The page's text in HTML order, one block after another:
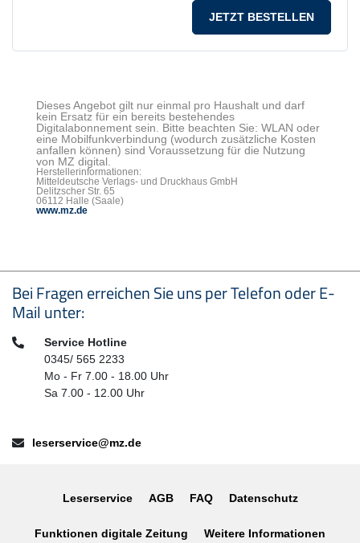
JETZT BESTELLEN
Dieses Angebot gilt nur einmal pro Haushalt und darf
kein Ersatz für ein bereits bestehendes
Digitalabonnement sein. Bitte beachten Sie: WLAN oder
eine Mobilfunkverbindung (wodurch zusätzliche Kosten
anfallen können) sind Voraussetzung für die Nutzung
von MZ digital.
Herstellerinformationen:
Mitteldeutsche Verlags- und Druckhaus GmbH
Delitzscher Str. 65
06112 Halle (Saale)
www.mz.de
Seitenfußbereich
Bei Fragen erreichen Sie uns per Telefon oder E-
Mail unter:
Telefon:Service Hotline
0345/ 565 2233
Mo - Fr 7.00 - 18.00 Uhr
Sa 7.00 - 12.00 Uhr
E-Mail:leserservice@mz.de
Leserservice AGB FAQ Datenschutz
Funktionen digitale Zeitung Weitere Informationen